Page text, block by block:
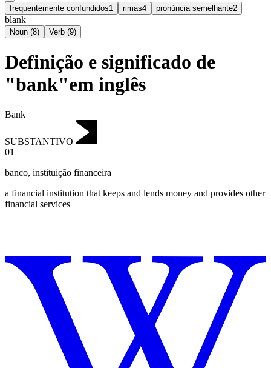
frequentemente confundidos1 rimas4 pronúncia semelhante2
blank
Noun (8) Verb (9)
Definição e significado de
"bank"em inglês
Bank
SUBSTANTIVO
01
banco, instituição financeira
a financial institution that keeps and lends money and provides other
financial services